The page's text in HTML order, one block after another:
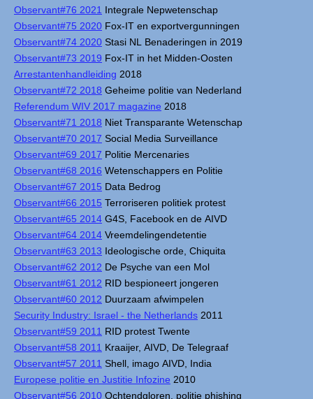
Observant#76 2021 Integrale Nepwetenschap
Observant#75 2020 Fox-IT en exportvergunningen
Observant#74 2020 Stasi NL Benaderingen in 2019
Observant#73 2019 Fox-IT in het Midden-Oosten
Arrestantenhandleiding 2018
Observant#72 2018 Geheime politie van Nederland
Referendum WIV 2017 magazine 2018
Observant#71 2018 Niet Transparante Wetenschap
Observant#70 2017 Social Media Surveillance
Observant#69 2017 Politie Mercenaries
Observant#68 2016 Wetenschappers en Politie
Observant#67 2015 Data Bedrog
Observant#66 2015 Terroriseren politiek protest
Observant#65 2014 G4S, Facebook en de AIVD
Observant#64 2014 Vreemdelingendetentie
Observant#63 2013 Ideologische orde, Chiquita
Observant#62 2012 De Psyche van een Mol
Observant#61 2012 RID bespioneert jongeren
Observant#60 2012 Duurzaam afwimpelen
Security Industry: Israel - the Netherlands 2011
Observant#59 2011 RID protest Twente
Observant#58 2011 Kraaijer, AIVD, De Telegraaf
Observant#57 2011 Shell, imago AIVD, India
Europese politie en Justitie Infozine 2010
Observant#56 2010 Ochtendgloren, politie phishing